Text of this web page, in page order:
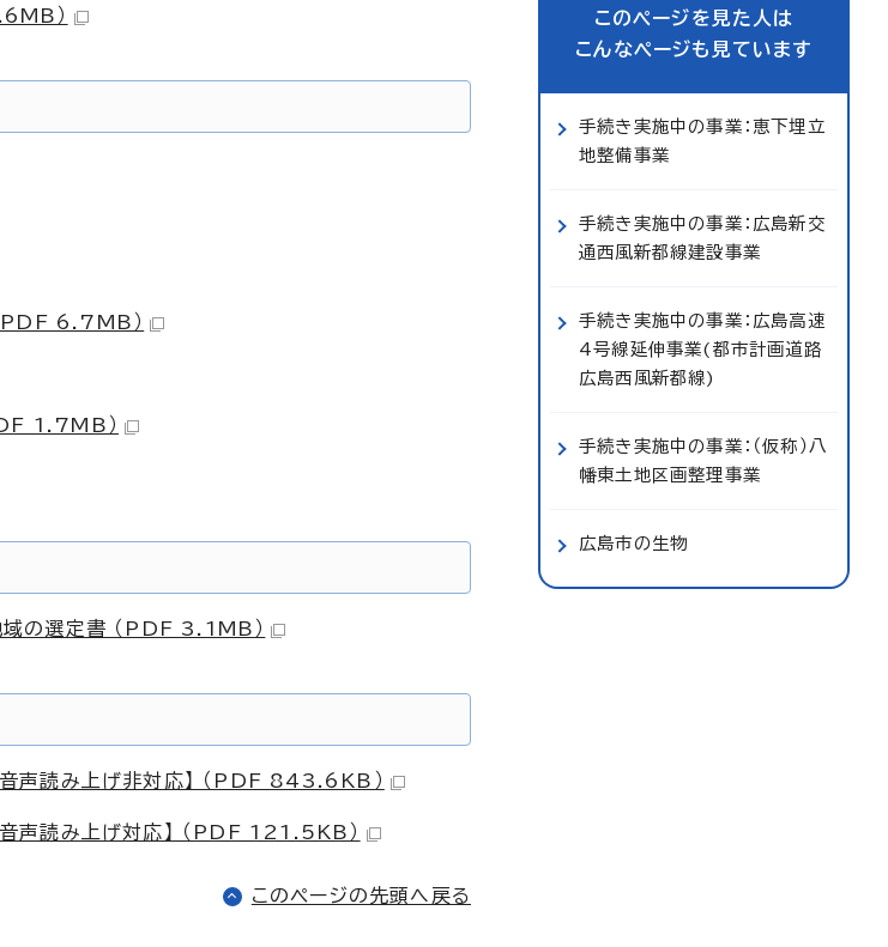
）
PDF 6.7MB）
1.7MB）
の選定書 （PDF 3.1MB）
声読み上げ非対応】 （PDF 843.6KB）
声読み上げ対応】 （PDF 121.5KB）
このページの先頭へ戻る
このページを見た人は
こんなページも見ています
手続き実施中の事業：恵下埋立
地整備事業
手続き実施中の事業：広島新交
通西風新都線建設事業
手続き実施中の事業：広島高速
4号線延伸事業(都市計画道路
広島西風新都線)
手続き実施中の事業：（仮称）八
幡東土地区画整理事業
広島市の生物